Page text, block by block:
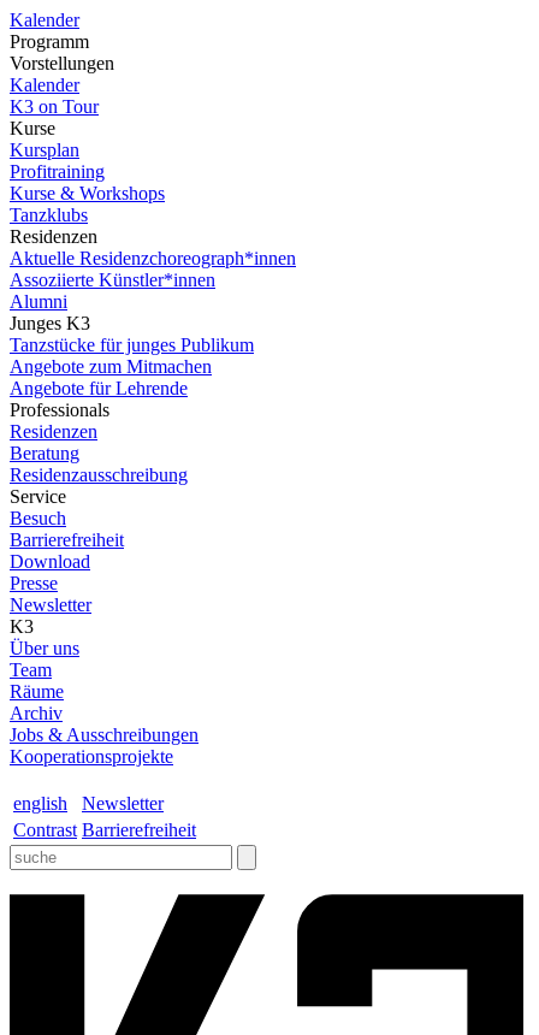
Kalender
Programm
Vorstellungen
Kalender
K3 on Tour
Kurse
Kursplan
Profitraining
Kurse & Workshops
Tanzklubs
Residenzen
Aktuelle Residenzchoreograph*innen
Assoziierte Künstler*innen
Alumni
Junges K3
Tanzstücke für junges Publikum
Angebote zum Mitmachen
Angebote für Lehrende
Professionals
Residenzen
Beratung
Residenzausschreibung
Service
Besuch
Barrierefreiheit
Download
Presse
Newsletter
K3
Über uns
Team
Räume
Archiv
Jobs & Ausschreibungen
Kooperationsprojekte
english
Newsletter
Contrast Barrierefreiheit